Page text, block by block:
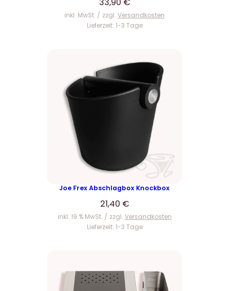
33,90 €
inkl. MwSt. zzgl. Versandkosten
Lieferzeit: 1-3 Tage
Joe Frex Abschlagbox Knockbox
21,40 €
inkl. 19 % MwSt. zzgl. Versandkosten
Lieferzeit: 1-3 Tage